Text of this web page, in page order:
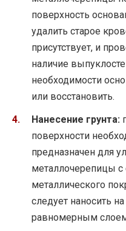
поверхность
удалить старое
присутствует, и
наличие
необходимости
или восстановить.
Нанесение грунта:
поверхности
предназначен для
металлочерепицы
металлического
следует наносить
равномерным